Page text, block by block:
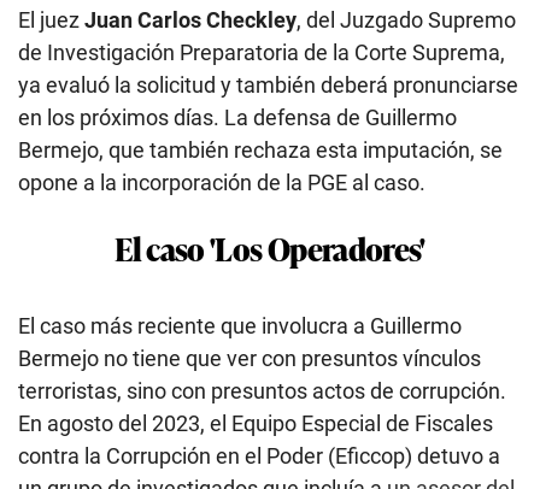
opone a la incorporación de la PGE al caso.
El caso 'Los Operadores'
El caso más reciente que involucra a Guillermo
Bermejo no tiene que ver con presuntos vínculos
En agosto del 2023, el Equipo Especial de Fiscales
un grupo de investigados que incluía aun asesor del
congresista y a exfuncionarios de laAutoridad para
la Reconstrucción con Cambios (ARCC) durante el
gobierno de Pedro Castillo.
El caso fue bautizado como ‘Los Operadores de la